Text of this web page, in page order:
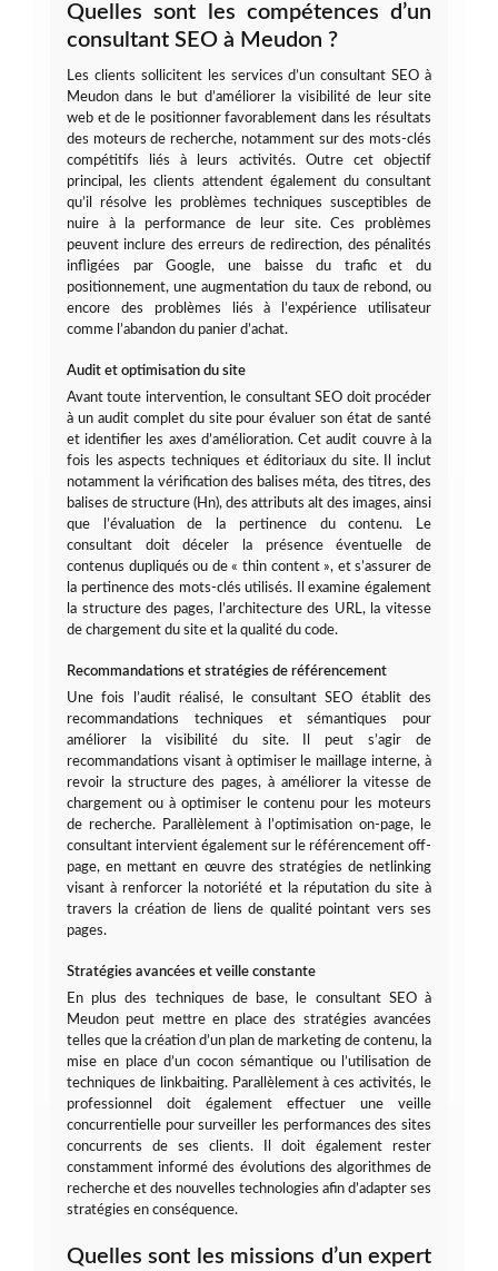
Quelles sont les compétences d’un
consultant SEO à Meudon ?
Les clients sollicitent les services d’un consultant SEO à
Meudon dans le but d’améliorer la visibilité de leur site
web et de le positionner favorablement dans les résultats
des moteurs de recherche, notamment sur des mots-clés
compétitifs liés à leurs activités. Outre cet objectif
principal, les clients attendent également du consultant
qu’il résolve les problèmes techniques susceptibles de
nuire à la performance de leur site. Ces problèmes
peuvent inclure des erreurs de redirection, des pénalités
infligées par Google, une baisse du trafic et du
positionnement, une augmentation du taux de rebond, ou
encore des problèmes liés à l’expérience utilisateur
comme l’abandon du panier d’achat.
Audit et optimisation du site
Avant toute intervention, le consultant SEO doit procéder
à un audit complet du site pour évaluer son état de santé
et identifier les axes d’amélioration. Cet audit couvre à la
fois les aspects techniques et éditoriaux du site. Il inclut
notamment la vérification des balises méta, des titres, des
balises de structure (Hn), des attributs alt des images, ainsi
que l’évaluation de la pertinence du contenu. Le
consultant doit déceler la présence éventuelle de
contenus dupliqués ou de « thin content », et s’assurer de
la pertinence des mots-clés utilisés. Il examine également
la structure des pages, l’architecture des URL, la vitesse
de chargement du site et la qualité du code.
Recommandations et stratégies de référencement
Une fois l’audit réalisé, le consultant SEO établit des
recommandations techniques et sémantiques pour
améliorer la visibilité du site. Il peut s’agir de
recommandations visant à optimiser le maillage interne, à
revoir la structure des pages, à améliorer la vitesse de
chargement ou à optimiser le contenu pour les moteurs
de recherche. Parallèlement à l’optimisation on-page, le
consultant intervient également sur le référencement off-
page, en mettant en œuvre des stratégies de netlinking
visant à renforcer la notoriété et la réputation du site à
travers la création de liens de qualité pointant vers ses
pages.
Stratégies avancées et veille constante
En plus des techniques de base, le consultant SEO à
Meudon peut mettre en place des stratégies avancées
telles que la création d’un plan de marketing de contenu, la
mise en place d’un cocon sémantique ou l’utilisation de
techniques de linkbaiting. Parallèlement à ces activités, le
professionnel doit également effectuer une veille
concurrentielle pour surveiller les performances des sites
concurrents de ses clients. Il doit également rester
constamment informé des évolutions des algorithmes de
recherche et des nouvelles technologies afin d’adapter ses
stratégies en conséquence.
Quelles sont les missions d’un expert